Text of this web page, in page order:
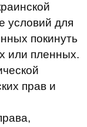
условий для
покинуть
или пленных.
прав и